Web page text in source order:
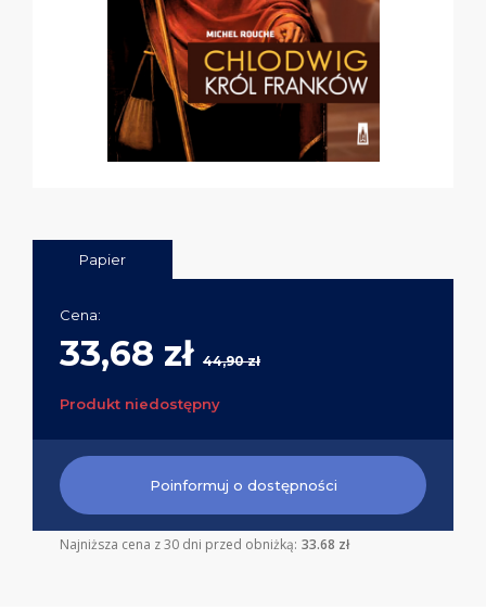
Papier
Cena:
33,68 zł 44,90 zł
Produkt niedostępny
Poinformuj o dostępności
Najniższa cena z 30 dni przed obniżką: 33.68 zł